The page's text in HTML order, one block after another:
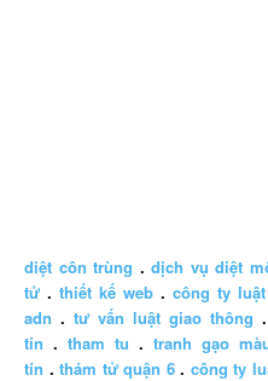
diệt côn trùng .dịch vụ diệt
tử . thiết kế web . công ty luật
adn .tư vấn luật giao thông .
tín . tham tu . tranh gạo
tín .thám tử quận 6. công ty